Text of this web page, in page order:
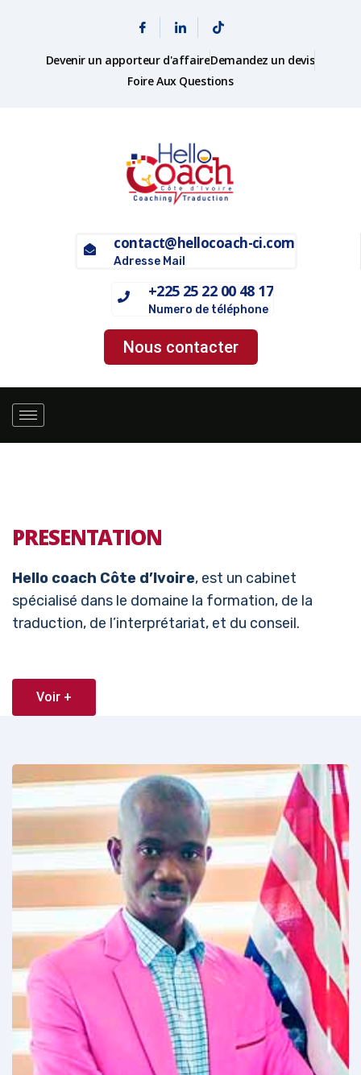
Devenir un apporteur d'affaireDemandez un devis
Foire Aux Questions
contact@hellocoach-ci.com
Adresse Mail
+225 25 22 00 48 17
Numero de téléphone
Nous contacter
PRESENTATION
Hello coach Côte d’Ivoire, est un cabinet
spécialisé dans le domaine la formation, de la
traduction, de l’interprétariat, et du conseil.
Voir +